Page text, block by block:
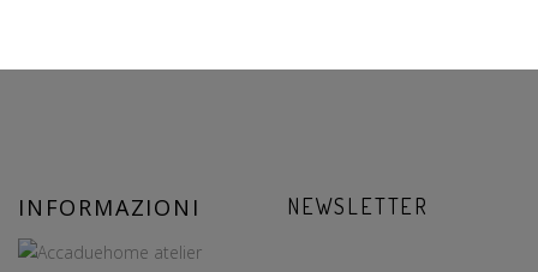
INFORMAZIONI NEWSLETTER